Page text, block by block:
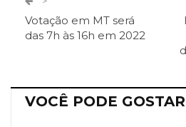
ReddIt
Votação em MT será
das 7h às 16h em 2022
VOCÊ PODE